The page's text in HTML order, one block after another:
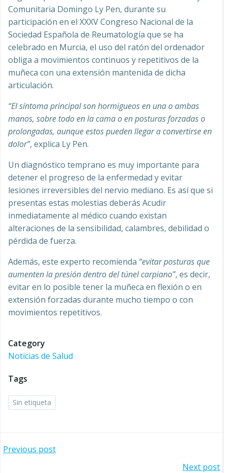
Comunitaria Domingo Ly Pen, durante su
participación en el XXXV Congreso Nacional de la
Sociedad Española de Reumatología que se ha
celebrado en Murcia, el uso del ratón del ordenador
obliga a movimientos continuos y repetitivos de la
muñeca con una extensión mantenida de dicha
articulación.
“El síntoma principal son hormigueos en una o ambas
manos, sobre todo en la cama o en posturas forzadas o
prolongadas, aunque estos pueden llegar a convertirse en
dolor”, explica Ly Pen.
Un diagnóstico temprano es muy importante para
detener el progreso de la enfermedad y evitar
lesiones irreversibles del nervio mediano. Es así que si
presentas estas molestias deberás Acudir
inmediatamente al médico cuando existan
alteraciones de la sensibilidad, calambres, debilidad o
pérdida de fuerza.
Además, este experto recomienda “evitar posturas que
aumenten la presión dentro del túnel carpiano”, es decir,
evitar en lo posible tener la muñeca en flexión o en
extensión forzadas durante mucho tiempo o con
movimientos repetitivos.
Category
Noticias de Salud
Tags
Sin etiqueta
Navegación
Previous post
Next post